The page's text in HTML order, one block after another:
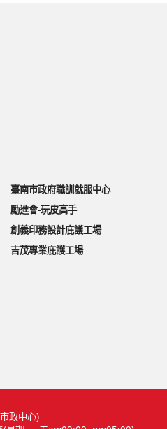
臺南市政府職訓就服中心
勵進會-玩皮高手
創義印務設計庇護工場
吉茂專業庇護工場
政中心)